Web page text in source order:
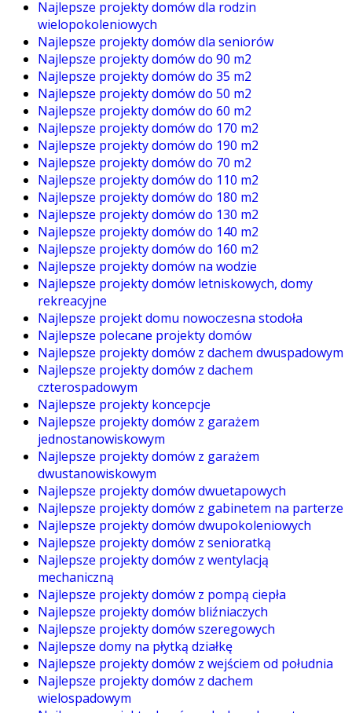
Najlepsze projekty domów dla rodzin
wielopokoleniowych
Najlepsze projekty domów dla seniorów
Najlepsze projekty domów do 90 m2
Najlepsze projekty domów do 35 m2
Najlepsze projekty domów do 50 m2
Najlepsze projekty domów do 60 m2
Najlepsze projekty domów do 170 m2
Najlepsze projekty domów do 190 m2
Najlepsze projekty domów do 70 m2
Najlepsze projekty domów do 110 m2
Najlepsze projekty domów do 180 m2
Najlepsze projekty domów do 130 m2
Najlepsze projekty domów do 140 m2
Najlepsze projekty domów do 160 m2
Najlepsze projekty domów na wodzie
Najlepsze projekty domów letniskowych, domy
rekreacyjne
Najlepsze projekt domu nowoczesna stodoła
Najlepsze polecane projekty domów
Najlepsze projekty domów z dachem dwuspadowym
Najlepsze projekty domów z dachem
czterospadowym
Najlepsze projekty koncepcje
Najlepsze projekty domów z garażem
jednostanowiskowym
Najlepsze projekty domów z garażem
dwustanowiskowym
Najlepsze projekty domów dwuetapowych
Najlepsze projekty domów z gabinetem na parterze
Najlepsze projekty domów dwupokoleniowych
Najlepsze projekty domów z senioratką
Najlepsze projekty domów z wentylacją
mechaniczną
Najlepsze projekty domów z pompą ciepła
Najlepsze projekty domów bliźniaczych
Najlepsze projekty domów szeregowych
Najlepsze domy na płytką działkę
Najlepsze projekty domów z wejściem od południa
Najlepsze projekty domów z dachem
wielospadowym